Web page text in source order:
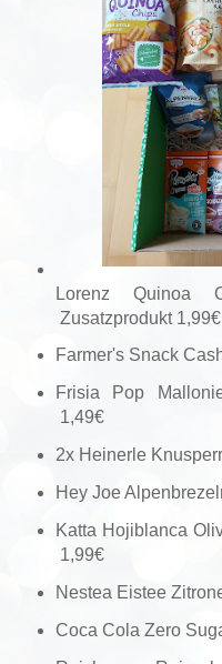
Lorenz
Zusatzprodukt 1,99€
Farmer's Snack
Frisia Pop
1,49€
2x Heinerle
Hey Joe
Katta Hojiblanca
1,99€
Nestea Eistee
Coca Cola Zero